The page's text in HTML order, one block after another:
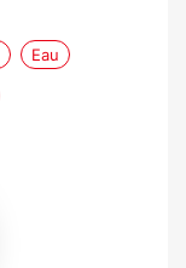
Eau